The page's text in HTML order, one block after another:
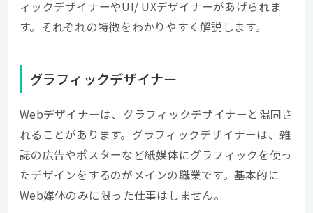
ィックデザイナーやUI/ UXデザイナーがあげられま
す。それぞれの特徴をわかりやすく解説します。
グラフィックデザイナー
Webデザイナーは、グラフィックデザイナーと混同さ
れることがあります。グラフィックデザイナーは、雑
誌の広告やポスターなど紙媒体にグラフィックを使っ
たデザインをするのがメインの職業です。基本的に
Web媒体のみに限った仕事はしません。